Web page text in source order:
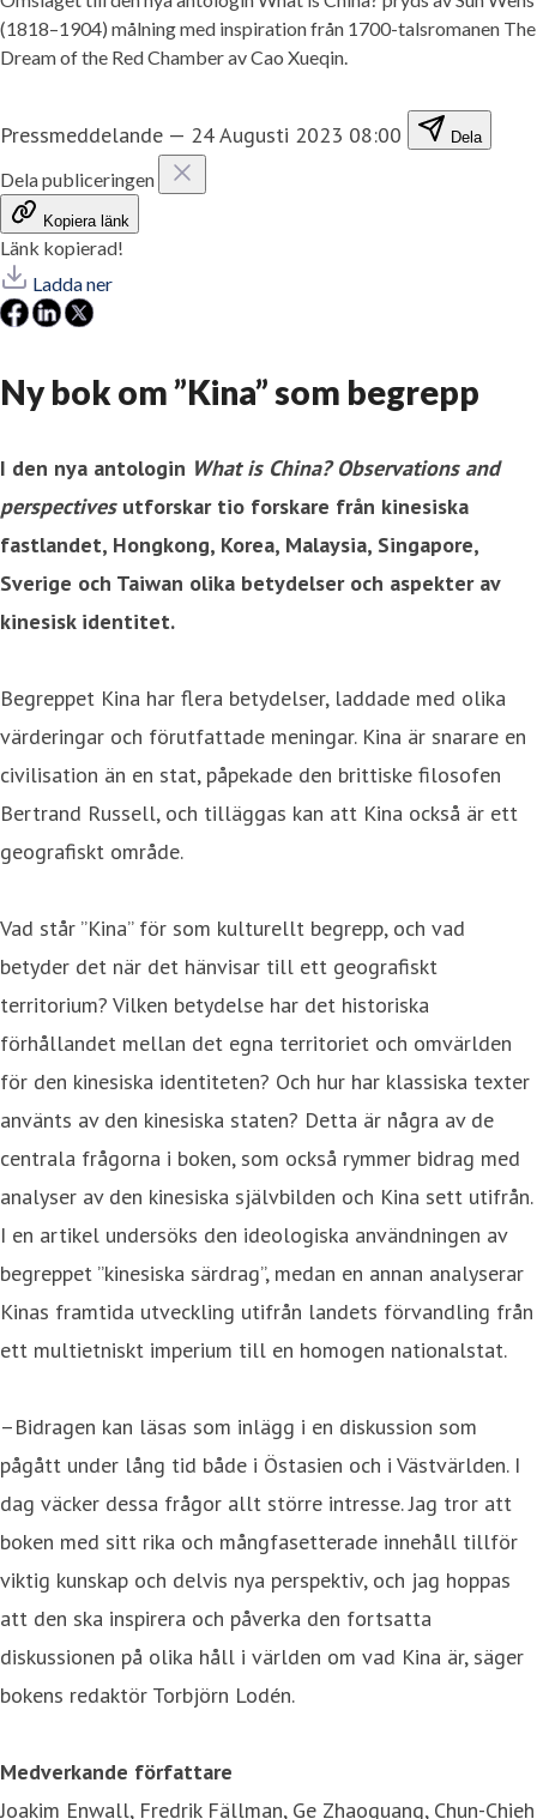
(1818–1904) målning med inspiration från 1700-talsromanen The
Dream of the Red Chamber av Cao Xueqin.
Pressmeddelande — 24 Augusti 2023 08:00 Dela
Dela publiceringen
Kopiera länk
Länk kopierad!
Ladda ner
Ny bok om ”Kina” som begrepp
I den nya antologin What is China? Observations and
perspectivesutforskar tio forskare från kinesiska
fastlandet, Hongkong, Korea, Malaysia, Singapore,
Sverige och Taiwan olika betydelser och aspekter av
kinesisk identitet.
Begreppet Kina har flera betydelser, laddade med olika
värderingar och förutfattade meningar. Kina är snarare en
civilisation än en stat, påpekade den brittiske filosofen
Bertrand Russell, och tilläggas kan att Kina också är ett
geografiskt område.
Vad står ”Kina” för som kulturellt begrepp, och vad
betyder det när det hänvisar till ett geografiskt
territorium? Vilken betydelse har det historiska
förhållandet mellan det egna territoriet och omvärlden
för den kinesiska identiteten? Och hur har klassiska texter
använts av den kinesiska staten? Detta är några av de
centrala frågorna i boken, som också rymmer bidrag med
analyser av den kinesiska självbilden och Kina sett utifrån.
I en artikel undersöks den ideologiska användningen av
begreppet ”kinesiska särdrag”, medan en annan analyserar
Kinas framtida utveckling utifrån landets förvandling från
ett multietniskt imperium till en homogen nationalstat.
–Bidragen kan läsas som inlägg i en diskussion som
pågått under lång tid både i Östasien och i Västvärlden. I
dag väcker dessa frågor allt större intresse. Jag tror att
boken med sitt rika och mångfasetterade innehåll tillför
viktig kunskap och delvis nya perspektiv, och jag hoppas
att den ska inspirera och påverka den fortsatta
diskussionen på olika håll i världen om vad Kina är, säger
bokens redaktör Torbjörn Lodén.
Medverkande författare
Joakim Enwall, Fredrik Fällman, Ge Zhaoguang, Chun-Chieh